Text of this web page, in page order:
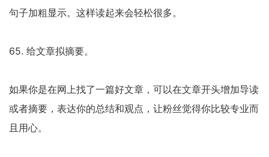
句子加粗显示。这样读起来会轻松很多。
65. 给文章拟摘要。
如果你是在网上找了一篇好文章，可以在文章开头增加导读
或者摘要，表达你的总结和观点，让粉丝觉得你比较专业而
且用心。